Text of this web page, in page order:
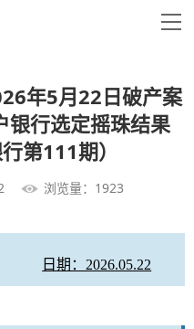
年5月22日破产案
银行选定摇珠结果
第111期）
浏览量：1923
日期：2026.05.22